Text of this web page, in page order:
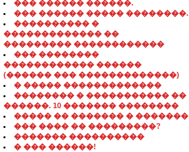
��� ������ ������.
��� ������ ����� ��������.
���������� �
������������� ��
��������� ������������
��� ��������
������������ ������
(������ ��� �������������)
� ����� �������������
�������� � ����������� ��
������. 10 ������� ��������
����� �� ������� � �������
��� ���� �� ���������?
������� ����������
� ��� ������!